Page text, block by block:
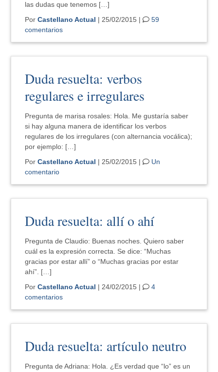
las dudas que tenemos […]
PorCastellano Actual | 25/02/2015 |
59
comentarios
Duda resuelta: verbos
regulares e irregulares
Pregunta de marisa rosales: Hola. Me gustaría saber
si hay alguna manera de identificar los verbos
regulares de los irregulares (con alternancia vocálica);
por ejemplo: […]
PorCastellano Actual | 25/02/2015 |
Un
comentario
Duda resuelta: allí o ahí
Pregunta de Claudio: Buenas noches. Quiero saber
cuál es la expresión correcta. Se dice: “Muchas
gracias por estar allí” o “Muchas gracias por estar
ahí”. […]
PorCastellano Actual | 24/02/2015 |
4
comentarios
Duda resuelta: artículo neutro
Pregunta de Adriana: Hola. ¿Es verdad que “lo” es un